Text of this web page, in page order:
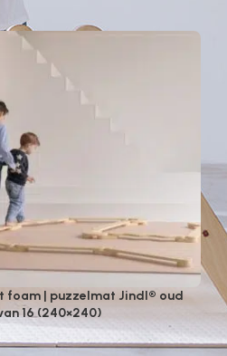
foam | puzzelmat Jindl® oud
16 (240×240)